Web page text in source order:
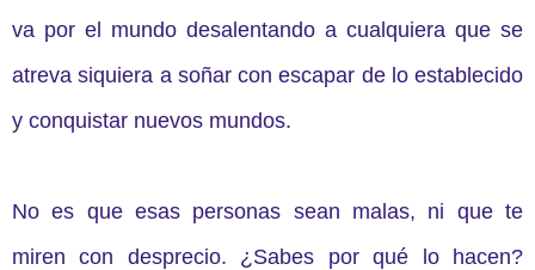
va por el mundo desalentando a cualquiera que se
atreva siquiera a soñar con escapar de lo establecido
y conquistar nuevos mundos.
No es que esas personas sean malas, ni que te
miren con desprecio. ¿Sabes por qué lo hacen?